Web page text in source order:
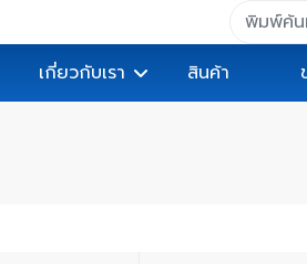
เกี่ยวกับเรา สินค้า